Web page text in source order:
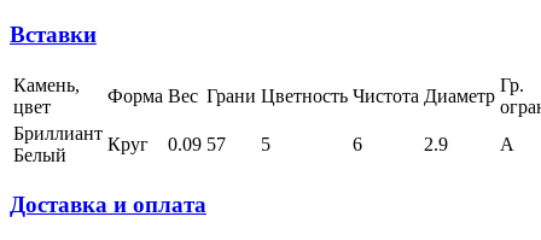
Вставки
Камень,
цвет
Форма Вес Грани Цветность Чистота Диаметр
Гр.
Бриллиант
Белый
Круг 0.09 57 5 6 2.9 А
Доставка и оплата